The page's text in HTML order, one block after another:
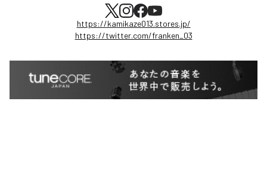
https://kamikaze013.stores.jp/
https://twitter.com/franken_03